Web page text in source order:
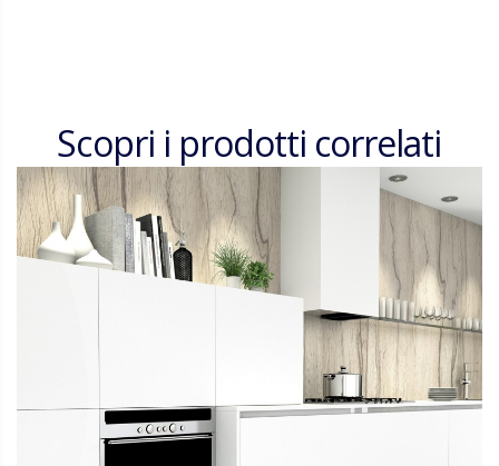
Scopri i prodotti correlati